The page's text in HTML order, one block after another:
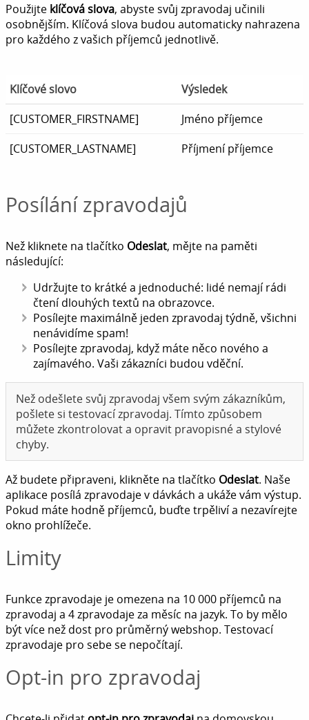
Použijte klíčová slova, abyste svůj zpravodaj učinili
osobnějším. Klíčová slova budou automaticky nahrazena
pro každého z vašich příjemců jednotlivě.
Klíčové slovo
Výsledek
[CUSTOMER_FIRSTNAME]
Jméno příjemce
[CUSTOMER_LASTNAME]
Příjmení příjemce
Posílání zpravodajů
Než kliknete na tlačítko Odeslat, mějte na paměti
následující:
Udržujte to krátké a jednoduché: lidé nemají rádi
čtení dlouhých textů na obrazovce.
Posílejte maximálně jeden zpravodaj týdně, všichni
nenávidíme spam!
Posílejte zpravodaj, když máte něco nového a
zajímavého. Vaši zákazníci budou vděční.
Než odešlete svůj zpravodaj všem svým zákazníkům,
pošlete si testovací zpravodaj. Tímto způsobem
můžete zkontrolovat a opravit pravopisné a stylové
chyby.
Až budete připraveni, klikněte na tlačítko Odeslat. Naše
aplikace posílá zpravodaje v dávkách a ukáže vám výstup.
Pokud máte hodně příjemců, buďte trpěliví a nezavírejte
okno prohlížeče.
Limity
Funkce zpravodaje je omezena na 10 000 příjemců na
zpravodaj a 4 zpravodaje za měsíc na jazyk. To by mělo
být více než dost pro průměrný webshop. Testovací
zpravodaje pro sebe se nepočítají.
Opt-in pro zpravodaj